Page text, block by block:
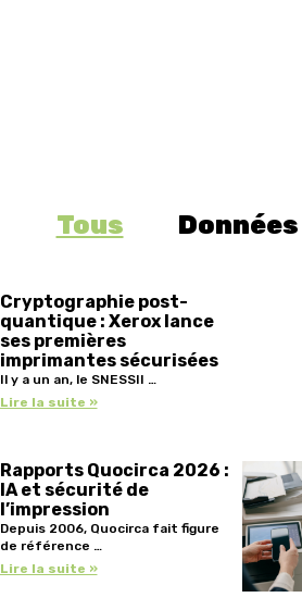
Tous
Cryptographie post-
quantique : Xerox lance
ses premières
imprimantes sécurisées
Il y a un an, le SNESSII …
Lire la suite »
Rapports Quocirca 2026 :
IA et sécurité de
l’impression
Depuis 2006, Quocirca fait figure
de référence …
Lire la suite »